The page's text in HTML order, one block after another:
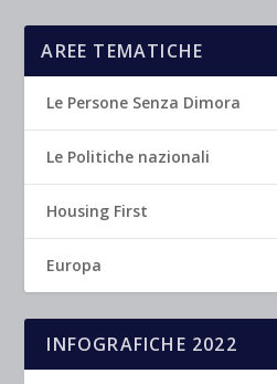
AREE TEMATICHE
Le Persone Senza Dimora
Le Politiche nazionali
Housing First
Europa
INFOGRAFICHE 2022